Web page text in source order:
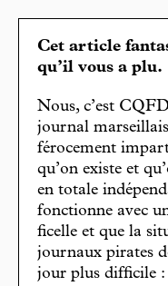
Cet article
qu’il vous a plu.
Nous, c’est
journal
férocement
qu’on existe et
en totale
fonctionne avec
ficelle et que la
journaux pirates
jour plus difficile :